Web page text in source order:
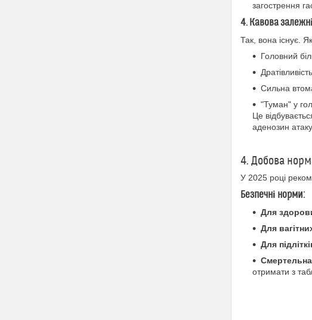
загострення
4. Кавова
Так, вона існує.
Головний
Сильна
"Туман" у
Це
аденозин
4. Добова
У 2025 році
Безпечні норми:
Для
Для
Для
отримати з